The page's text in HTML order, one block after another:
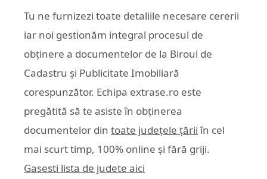
Tu ne furnizezi toate detaliile necesare cererii
iar noi gestionăm integral procesul de
obținere a documentelor de la Biroul de
Cadastru și Publicitate Imobiliară
corespunzător. Echipa extrase.ro este
pregătită să te asiste în obținerea
documentelor din toate județele țării în cel
mai scurt timp, 100% online și fără griji.
Gasesti lista de judete aici